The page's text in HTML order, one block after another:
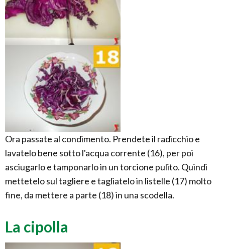
Ora passate al condimento. Prendete il radicchio e
lavatelo bene sotto l'acqua corrente (16), per poi
asciugarlo e tamponarlo in un torcione pulito. Quindi
mettetelo sul tagliere e tagliatelo in listelle (17) molto
fine, da mettere a parte (18) in una scodella.
La cipolla